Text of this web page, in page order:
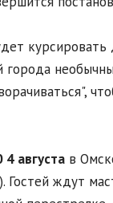
курсировать
города
августав
Гостей ждут